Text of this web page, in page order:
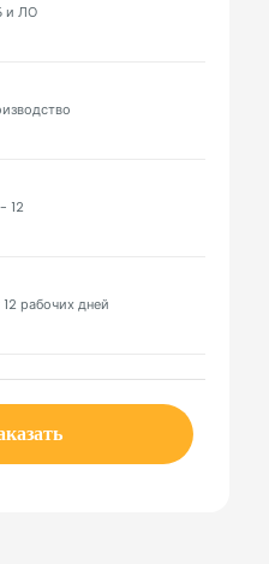
и ЛО
12
рабочих дней